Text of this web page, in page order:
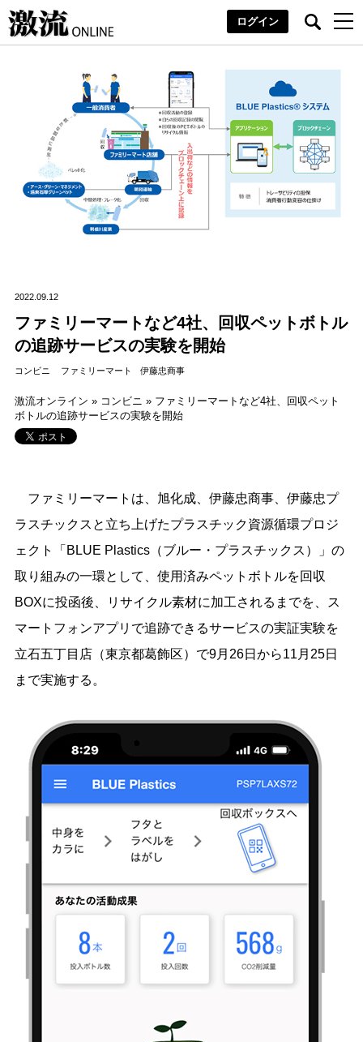
ログイン
2022.09.12
ファミリーマートなど4社、回収ペットボトル
の追跡サービスの実験を開始
コンビニ ファミリーマート 伊藤忠商事
激流オンライン » コンビニ » ファミリーマートなど4社、回収ペット
ボトルの追跡サービスの実験を開始
ファミリーマートは、旭化成、伊藤忠商事、伊藤忠プ
ラスチックスと立ち上げたプラスチック資源循環プロジ
ェクト「BLUE Plastics（ブルー・プラスチックス）」の
取り組みの一環として、使用済みペットボトルを回収
BOXに投函後、リサイクル素材に加工されるまでを、ス
マートフォンアプリで追跡できるサービスの実証実験を
立石五丁目店（東京都葛飾区）で9月26日から11月25日
まで実施する。